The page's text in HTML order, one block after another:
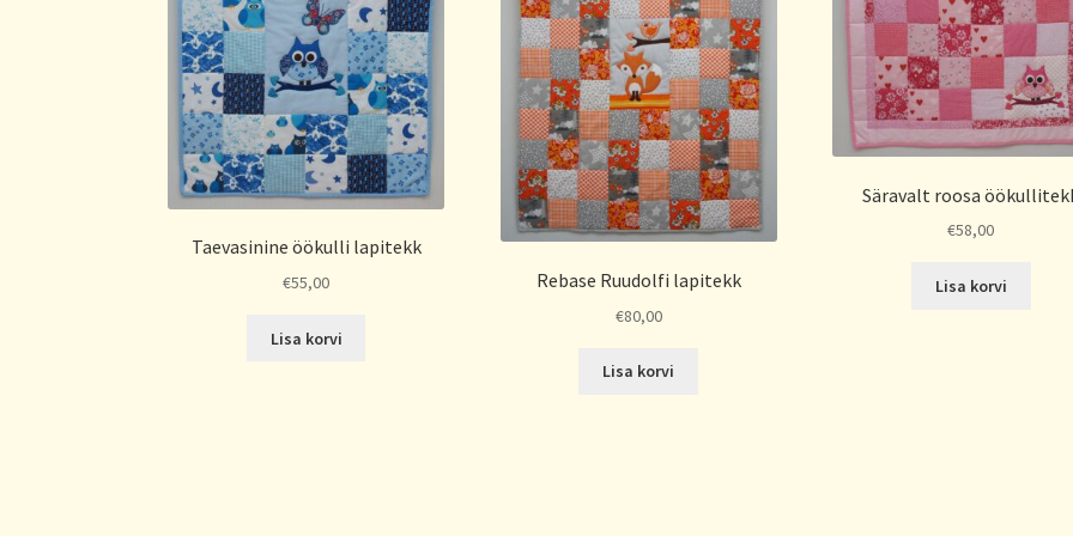
Taevasinine öökulli lapitekk
€55,00
Lisa korvi
Rebase Ruudolfi lapitekk
€80,00
Lisa korvi
Säravalt roosa
€58,00
Lisa korvi